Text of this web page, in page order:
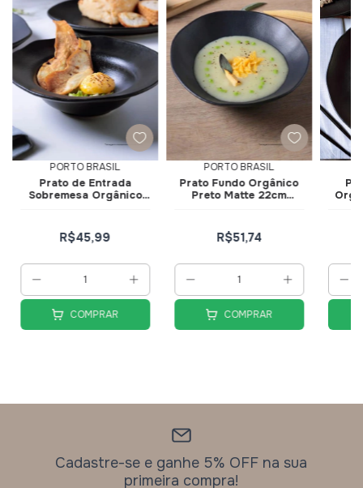
PORTO BRASIL
Prato de Entrada
Sobremesa Orgânico
Porto Brasil
R$45,99
COMPRAR
PORTO BRASIL
Prato Fundo Orgânico
Preto Matte 22cm
R$51,74
COMPRAR
Cadastre-se e ganhe 5% OFF na sua
primeira compra!